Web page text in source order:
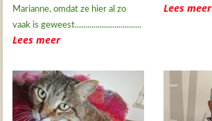
Marianne, omdat ze hier al zo
vaak is geweest................................
Lees meer
Lees meer